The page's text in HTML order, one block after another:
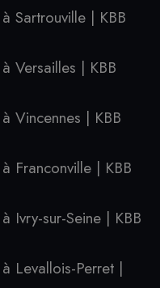
Sartrouville | KBB
Versailles | KBB
Vincennes | KBB
Franconville | KBB
Ivry-sur-Seine | KBB
Levallois-Perret |